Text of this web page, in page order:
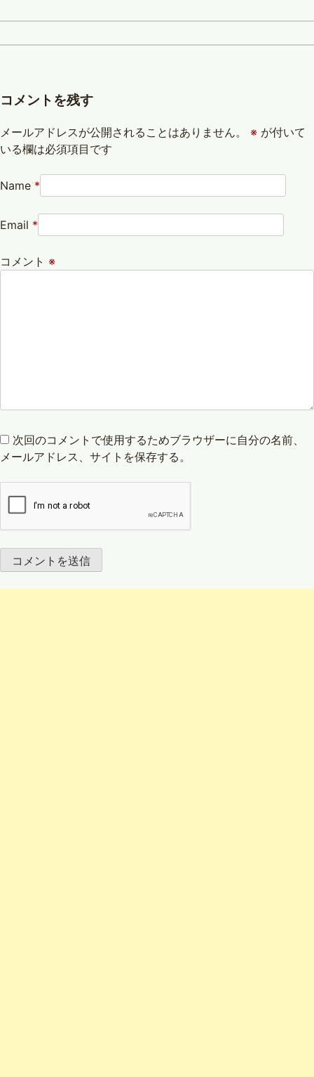
コメントを残す
メールアドレスが公開されることはありません。 ※ が付いて
いる欄は必須項目です
Name *
Email *
コメント ※
次回のコメントで使用するためブラウザーに自分の名前、
メールアドレス、サイトを保存する。